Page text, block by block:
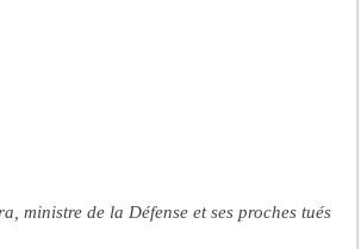
ministre de la Défense et ses proches tués